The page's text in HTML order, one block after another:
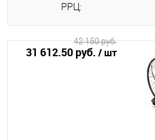
РРЦ:
31 612.50 руб. / шт
42 150 руб.